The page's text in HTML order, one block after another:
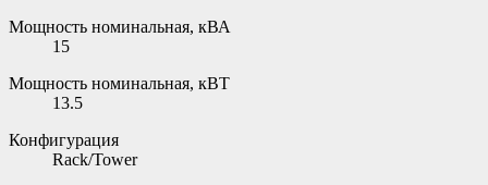
Мощность номинальная, кВА
15
Мощность номинальная, кВТ
13.5
Конфигурация
Rack/Tower